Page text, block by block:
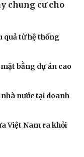
chung cư cho
quả từ hệ thống
bằng dự án cao
nước tại doanh
Việt Nam ra khỏi